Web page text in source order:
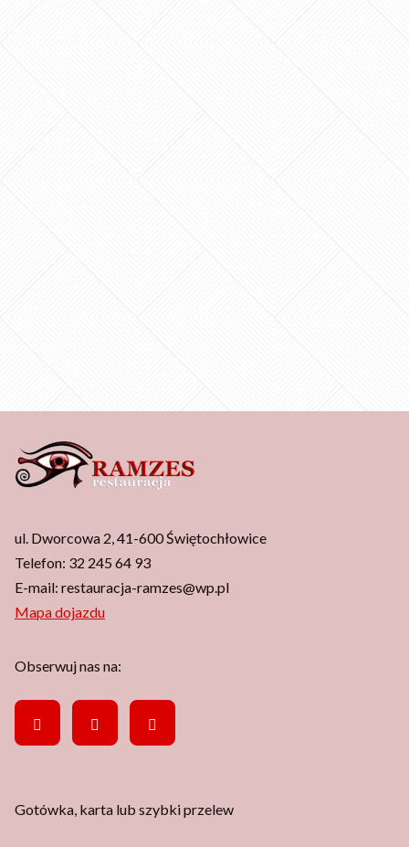
ul. Dworcowa 2, 41-600 Świętochłowice
Telefon: 32 245 64 93
E-mail: restauracja-ramzes@wp.pl
Mapa dojazdu
Obserwuj nas na:
Gotówka, karta lub szybki przelew